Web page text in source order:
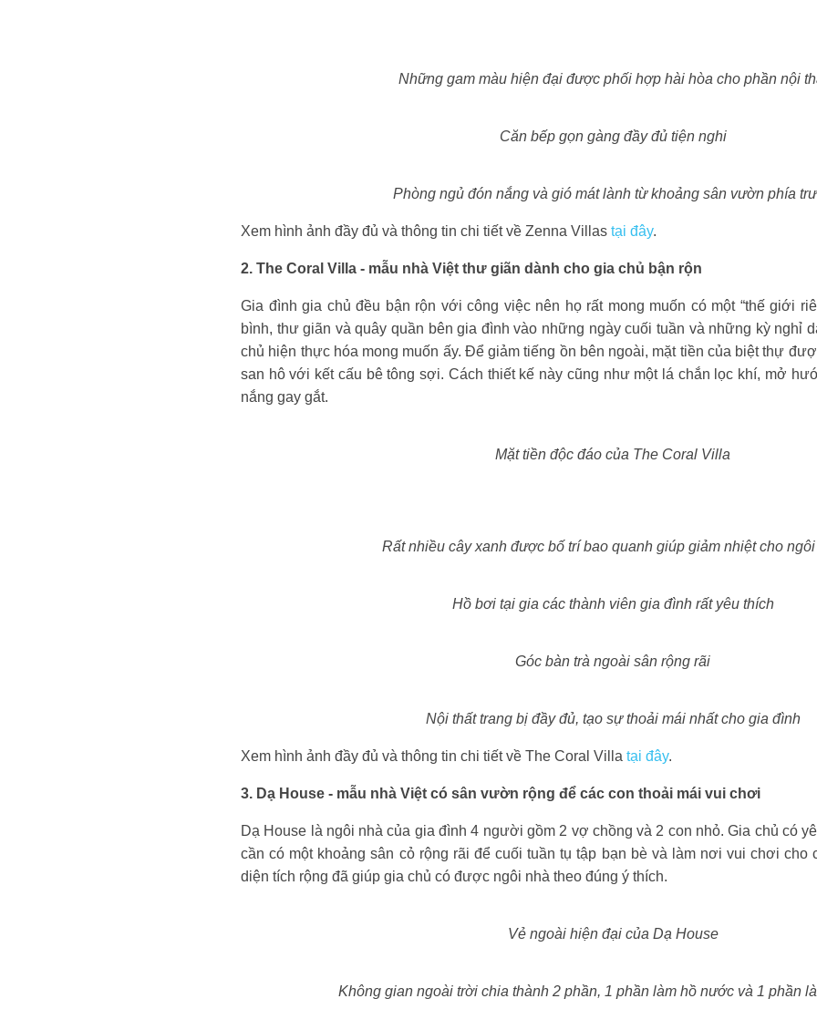
Những gam màu hiện đại được phối hợp hài hòa cho phần nội
Căn bếp gọn gàng đầy đủ tiện nghi
Phòng ngủ đón nắng và gió mát lành từ khoảng sân vườn phía
Xem hình ảnh đầy đủ và thông tin chi tiết về Zenna Villas tại đây.
2. The Coral Villa - mẫu nhà Việt thư giãn dành cho gia chủ bận rộn
Gia đình gia chủ đều bận rộn với công việc nên họ rất mong muốn có một “thế giới
bình, thư giãn và quây quần bên gia đình vào những ngày cuối tuần và những kỳ nghỉ
chủ hiện thực hóa mong muốn ấy. Để giảm tiếng ồn bên ngoài, mặt tiền của biệt thự
san hô với kết cấu bê tông sợi. Cách thiết kế này cũng như một lá chắn lọc khí, mở
nắng gay gắt.
Mặt tiền độc đáo của The Coral Villa
Rất nhiều cây xanh được bố trí bao quanh giúp giảm nhiệt cho
Hồ bơi tại gia các thành viên gia đình rất yêu thích
Góc bàn trà ngoài sân rộng rãi
Nội thất trang bị đầy đủ, tạo sự thoải mái nhất cho gia đình
Xem hình ảnh đầy đủ và thông tin chi tiết về The Coral Villa tại đây.
3. Dạ House - mẫu nhà Việt có sân vườn rộng để các con thoải mái vui chơi
Dạ House là ngôi nhà của gia đình 4 người gồm 2 vợ chồng và 2 con nhỏ. Gia chủ có
cần có một khoảng sân cỏ rộng rãi để cuối tuần tụ tập bạn bè và làm nơi vui chơi cho
diện tích rộng đã giúp gia chủ có được ngôi nhà theo đúng ý thích.
Vẻ ngoài hiện đại của Dạ House
Không gian ngoài trời chia thành 2 phần, 1 phần làm hồ nước và 1 phần